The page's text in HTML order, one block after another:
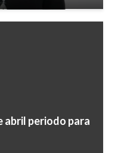
abril periodo para